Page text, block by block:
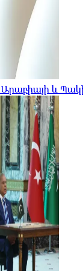
Արաբիայի